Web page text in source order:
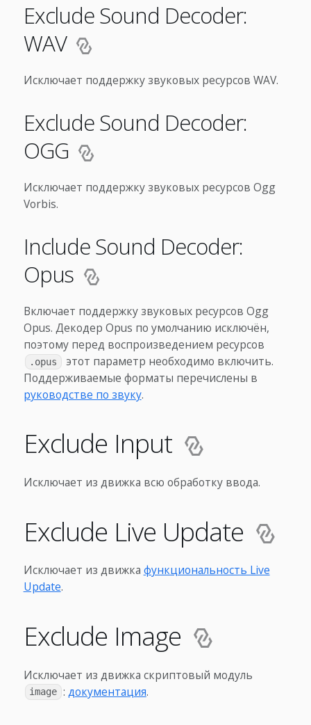
Exclude Sound Decoder:
WAV
Исключает поддержку звуковых ресурсов WAV.
Exclude Sound Decoder:
OGG
Исключает поддержку звуковых ресурсов Ogg
Vorbis.
Include Sound Decoder:
Opus
Включает поддержку звуковых ресурсов Ogg
Opus. Декодер Opus по умолчанию исключён,
поэтому перед воспроизведением ресурсов
.opus
этот параметр необходимо включить.
Поддерживаемые форматы перечислены в
руководстве по звуку.
Exclude Input
Исключает из движка всю обработку ввода.
Exclude Live Update
Исключает из движка функциональность Live
Update.
Exclude Image
Исключает из движка скриптовый модуль
image : документация.